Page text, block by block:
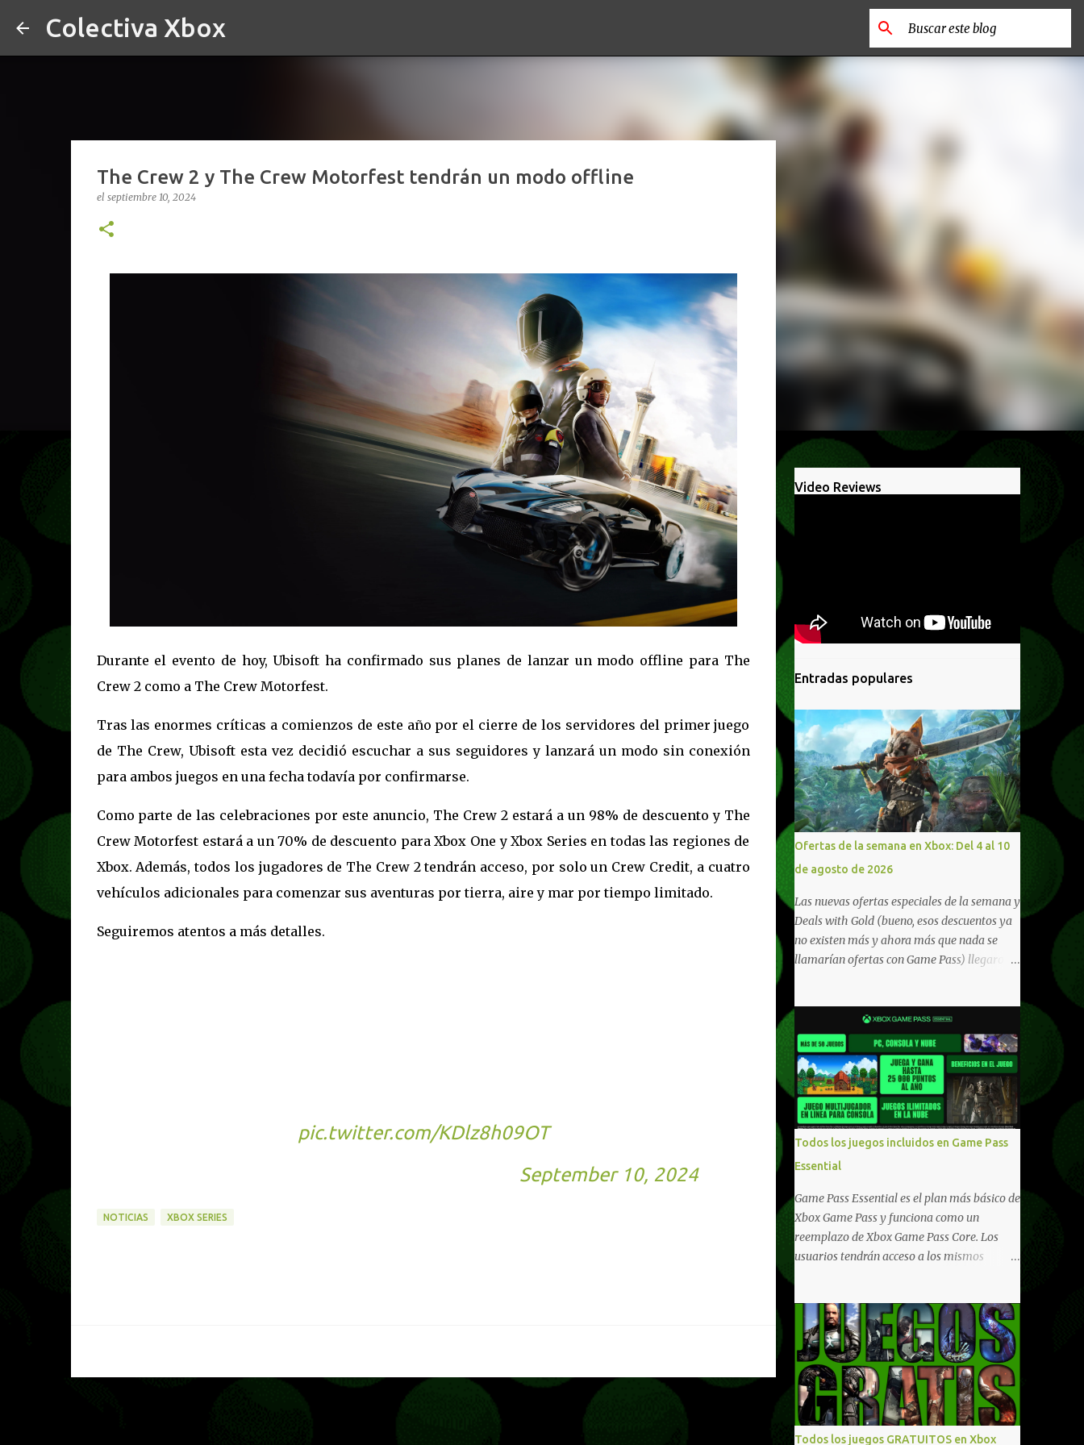
Colectiva Xbox
The Crew 2 y The Crew Motorfest tendrán un modo offline
el septiembre 10, 2024
Durante el evento de hoy, Ubisoft ha confirmado sus planes de lanzar un modo offline para The
Crew 2 como a The Crew Motorfest.
Tras las enormes críticas a comienzos de este año por el cierre de los servidores del primer juego
de The Crew, Ubisoft esta vez decidió escuchar a sus seguidores y lanzará un modo sin conexión
para ambos juegos en una fecha todavía por confirmarse.
Como parte de las celebraciones por este anuncio, The Crew 2 estará a un 98% de descuento y The
Crew Motorfest estará a un 70% de descuento para Xbox One y Xbox Series en todas las regiones de
Xbox. Además, todos los jugadores de The Crew 2 tendrán acceso, por solo un Crew Credit, a cuatro
vehículos adicionales para comenzar sus aventuras por tierra, aire y mar por tiempo limitado.
Seguiremos atentos a más detalles.
pic.twitter.com/KDlz8h09OT
September 10, 2024
NOTICIAS XBOX SERIES
Video Reviews
Entradas populares
Ofertas de la semana en Xbox: Del 4 al 10
de agosto de 2026
Las nuevas ofertas especiales de la semana y
Deals with Gold (bueno, esos descuentos ya
no existen más y ahora más que nada se
llamarían ofertas con Game Pass) llegaron a
10/11, varios de los juegos que están de
oferta también cuentan con soporte para
Xbox Play Anywhere, lo que nos permite
jugarlos y mantener un progreso
compartido en Windows PC y Xbox, y
tenemos un listado de juegos compatibles
por acá . ¿Aún necesitas una mano con las
compras? Tenemos un tutorial extenso o en
vídeo para que se quiten todas las dudas
generales de cómo hacer compras en Xbox .
Podes consultar un listado más completo de
promociones desde xbox.com. El post puede
tener actualizaciones regulares o cambios
Ofertas - Chile Ofertas - Colombia Ofertas
- México Ofertas - Estados Unidos Ofertas -
España Todas las ofertas de Xbox One
también aplican a Xbox Series, a excepción
de los jue...
Todos los juegos incluidos en Game Pass
Essential
Game Pass Essential es el plan más básico de
Xbox Game Pass y funciona como un
reemplazo de Xbox Game Pass Core. Los
usuarios tendrán acceso a los mismos
adicionales que fueron anunciados
recientemente. Essential incluirá como
novedades una serie de ventajas para
diferentes juegos free to play que están en
Xbox y PC, que van desde skins, desbloqueo
de personajes, paquetes de armas hasta
emotes, monedas virtuales y más para
Todos los juegos GRATUITOS en Xbox